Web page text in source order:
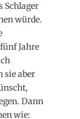
Schlager
würde.
Jahre
sie aber
Dann
wie: